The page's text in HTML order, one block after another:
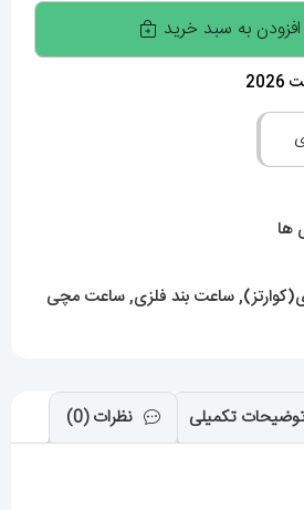
افزودن به سبد خرید
ها
,ساعت بند فلزی,ساعت مچی
تکمیلی نظرات (0)